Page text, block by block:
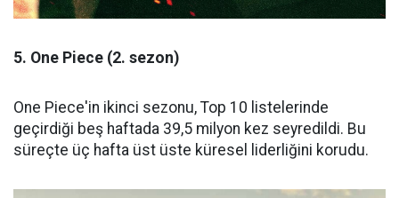
5. One Piece (2. sezon)
One Piece'in ikinci sezonu, Top 10 listelerinde
geçirdiği beş haftada 39,5 milyon kez seyredildi. Bu
süreçte üç hafta üst üste küresel liderliğini korudu.